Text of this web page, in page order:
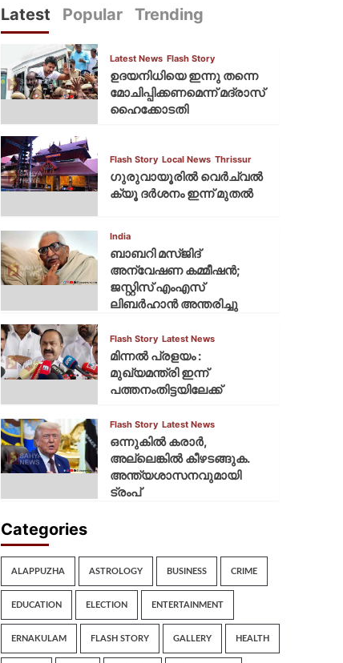
Latest Popular Trending
Latest News Flash Story
ഉദയനിധിയെ ഇന്നു തന്നെ
മോചിപ്പിക്കണമെന്ന് മദ്രാസ്
ഹൈക്കോടതി
Flash Story Local News Thrissur
ഗുരുവായൂരില്‍ വെര്‍ച്വല്‍
ക്യൂ ദര്‍ശനം ഇന്ന് മുതല്‍
India
ബാബറി മസ്ജിദ്
അന്വേഷണ കമ്മീഷന്‍;
ജസ്റ്റിസ് എംഎസ്
ലിബര്‍ഹാന്‍ അന്തരിച്ചു
Flash Story Latest News
മിന്നല്‍ പ്രളയം :
മുഖ്യമന്ത്രി ഇന്ന്
പത്തനംതിട്ടയിലേക്ക്
Flash Story Latest News
ഒന്നുകില്‍ കരാര്‍,
അല്ലെങ്കില്‍ കീഴടങ്ങുക.
അന്ത്യശാസനവുമായി
ട്രംപ്
Categories
ALAPPUZHA ASTROLOGY BUSINESS CRIME
EDUCATION ELECTION ENTERTAINMENT
ERNAKULAM FLASH STORY GALLERY HEALTH